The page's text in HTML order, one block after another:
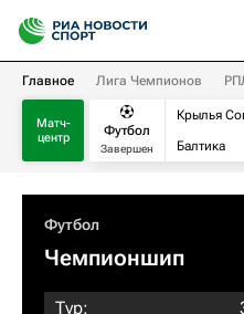
Главное Лига Чемпионов
Матч-
центр
Футбол
Завершен
Крылья
Балтика
Футбол
Чемпионшип
Тур: